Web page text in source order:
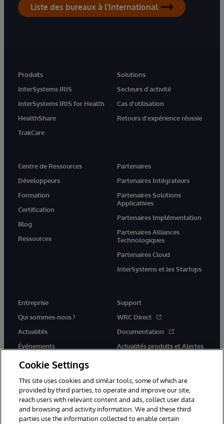
Liste des bureaux à l'International
Produits
InterSystems IRIS
InterSystems IRIS for Health
HealthShare
TrakCare
Solutions
Secteurs d'activité
Cas d'utilisation
Retours d'expérience réussie
Centre de Ressources
Développeurs
Formation
Certification
Blog
Ressources
Partenaires
Partenaires Intégrateurs
Partenaires Solutions
Applicatives
Partenaires Implémentation
Partenaires Alliances
Technologiques
Partenaires Cloud
InterSystems et les Startups
Entreprise
Qui sommes-nous ?
Actualités
Événements
Rejoignez-nous
Support
WRC Direct
Documentation
Actualités produits et Alertes
Cookie Settings
This site uses cookies and similar tools, some of which are
provided by third parties, to operate and improve our site,
reach users with relevant content and ads, collect user data
and browsing and activity information. We and these third
parties use the information collected to enable certain